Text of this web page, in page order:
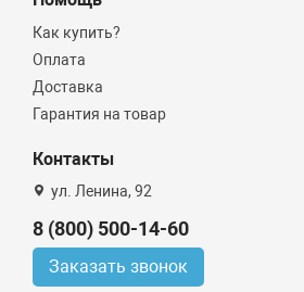
Как купить?
Оплата
Доставка
Гарантия на товар
Контакты
ул. Ленина, 92
8 (800) 500-14-60
Заказать звонок